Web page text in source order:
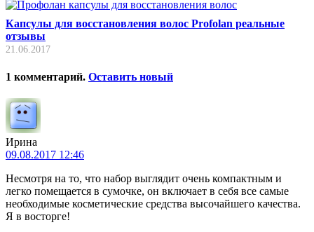
Капсулы для восстановления волос Profolan реальные
отзывы
21.06.2017
1 комментарий. Оставить новый
Ирина
09.08.2017 12:46
Несмотря на то, что набор выглядит очень компактным и
легко помещается в сумочке, он включает в себя все самые
необходимые косметические средства высочайшего качества.
Я в восторге!